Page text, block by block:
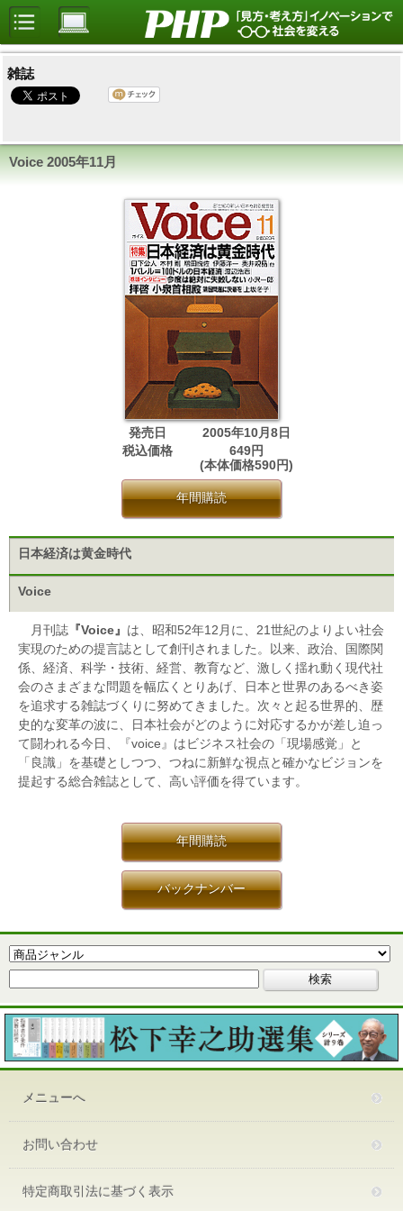
雑誌
Voice 2005年11月
発売日
2005年10月8日
税込価格
649円
(本体価格590円)
年間購読
日本経済は黄金時代
Voice
月刊誌 『Voice』 は、昭和52年12月に、21世紀のよりよい社会
実現のための提言誌として創刊されました。以来、政治、国際関
係、経済、科学・技術、経営、教育など、激しく揺れ動く現代社
会のさまざまな問題を幅広くとりあげ、日本と世界のあるべき姿
を追求する雑誌づくりに努めてきました。次々と起る世界的、歴
史的な変革の波に、日本社会がどのように対応するかが差し迫っ
て闘われる今日、『voice』はビジネス社会の「現場感覚」と
「良識」を基礎としつつ、つねに新鮮な視点と確かなビジョンを
提起する総合雑誌として、高い評価を得ています。
年間購読
バックナンバー
メニューへ
お問い合わせ
特定商取引法に基づく表示